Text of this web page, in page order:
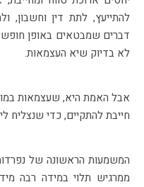
להתייעץ, לתת דין וחשבון,
דברים שמבטאים באופן
לא בדיוק שיא העצמאות.
אבל האמת היא, שעצמאות
חייבת להתקיים, כדי שנצליח
המשמעות הראשונה של
ממרגיש תלוי במידה רבה